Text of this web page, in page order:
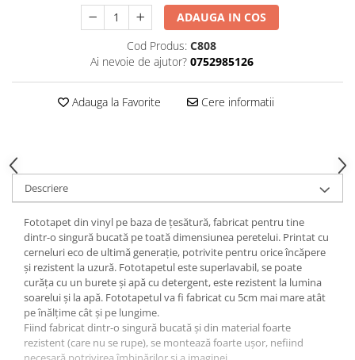
ADAUGA IN COS
Cod Produs: C808
Ai nevoie de ajutor? 0752985126
Adauga la Favorite Cere informatii
Descriere
Fototapet din vinyl pe baza de țesătură, fabricat pentru tine
dintr-o singură bucată pe toată dimensiunea peretelui. Printat cu
cerneluri eco de ultimă generație, potrivite pentru orice încăpere
și rezistent la uzură. Fototapetul este superlavabil, se poate
curăța cu un burete și apă cu detergent, este rezistent la lumina
soarelui și la apă. Fototapetul va fi fabricat cu 5cm mai mare atât
pe înălțime cât și pe lungime.
Fiind fabricat dintr-o singură bucată și din material foarte
rezistent (care nu se rupe), se montează foarte ușor, nefiind